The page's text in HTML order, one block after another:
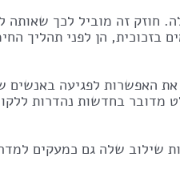
חוזק זה מוביל לכך
הן לפני תהליך
האפשרות לפגיעה באנשים
בחדשות נהדרות
שילוב שלה גם כמעקים